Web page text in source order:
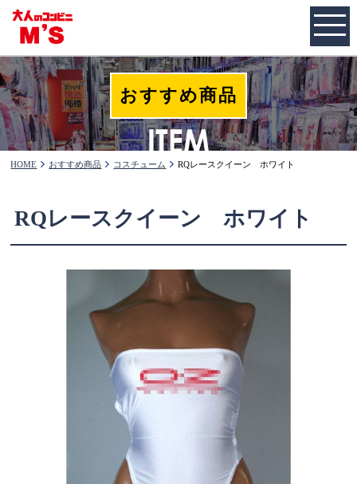
おすすめ商品
HOME おすすめ商品 コスチューム RQレースクイーン ホワイト
RQレースクイーン ホワイト